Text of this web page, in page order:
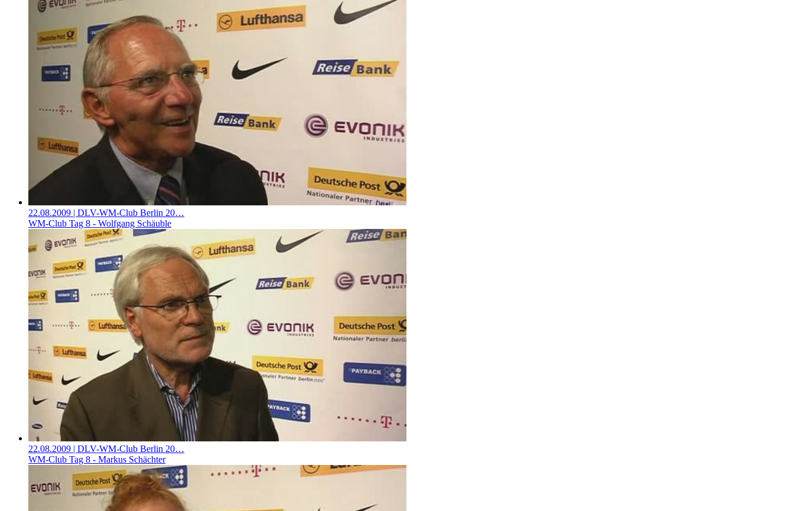
22.08.2009 | DLV-WM-Club Berlin 20…
WM-Club Tag 8 - Wolfgang Schäuble
22.08.2009 | DLV-WM-Club Berlin 20…
WM-Club Tag 8 - Markus Schächter